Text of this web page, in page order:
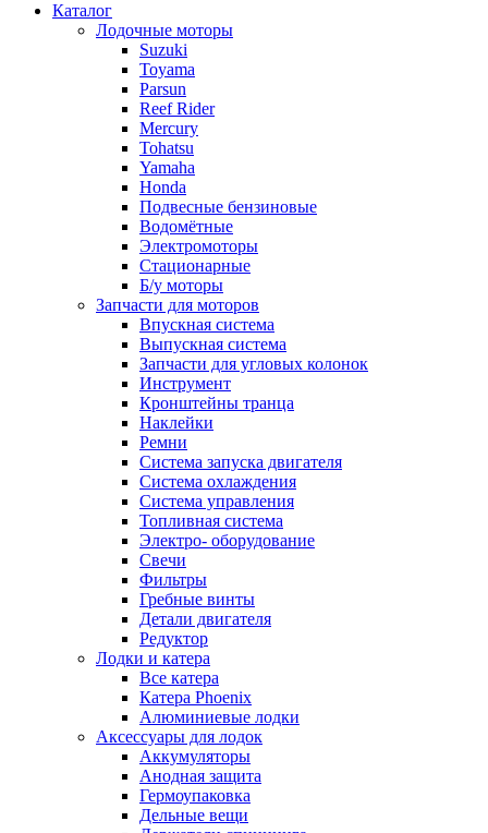
Каталог
Лодочные моторы
Suzuki
Toyama
Parsun
Reef Rider
Mercury
Tohatsu
Yamaha
Honda
Подвесные бензиновые
Водомётные
Электромоторы
Стационарные
Б/у моторы
Запчасти для моторов
Впускная система
Выпускная система
Запчасти для угловых колонок
Инструмент
Кронштейны транца
Наклейки
Ремни
Система запуска двигателя
Система охлаждения
Система управления
Топливная система
Электро- оборудование
Свечи
Фильтры
Гребные винты
Детали двигателя
Редуктор
Лодки и катера
Все катера
Катера Phoenix
Алюминиевые лодки
Аксессуары для лодок
Аккумуляторы
Анодная защита
Гермоупаковка
Дельные вещи